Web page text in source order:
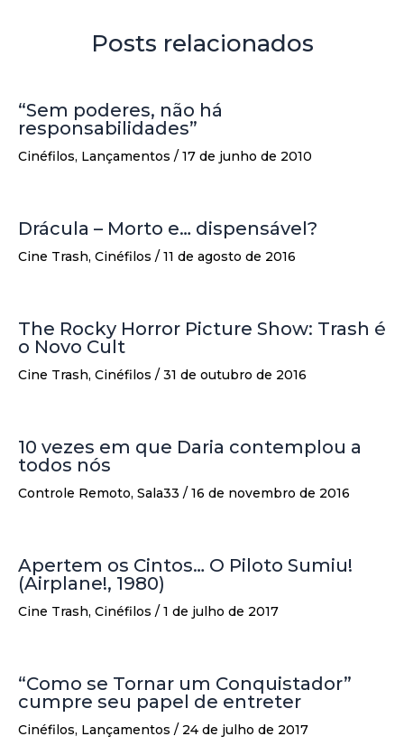
Posts relacionados
“Sem poderes, não há
responsabilidades”
Cinéfilos, Lançamentos / 17 de junho de 2010
Drácula – Morto e… dispensável?
Cine Trash, Cinéfilos / 11 de agosto de 2016
The Rocky Horror Picture Show: Trash é
o Novo Cult
Cine Trash, Cinéfilos / 31 de outubro de 2016
10 vezes em que Daria contemplou a
todos nós
Controle Remoto, Sala33 / 16 de novembro de 2016
Apertem os Cintos… O Piloto Sumiu!
(Airplane!, 1980)
Cine Trash, Cinéfilos / 1 de julho de 2017
“Como se Tornar um Conquistador”
cumpre seu papel de entreter
Cinéfilos, Lançamentos / 24 de julho de 2017